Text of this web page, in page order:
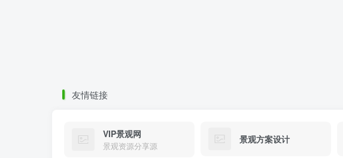
友情链接
VIP景观网
景观资源分享源
景观方案设计